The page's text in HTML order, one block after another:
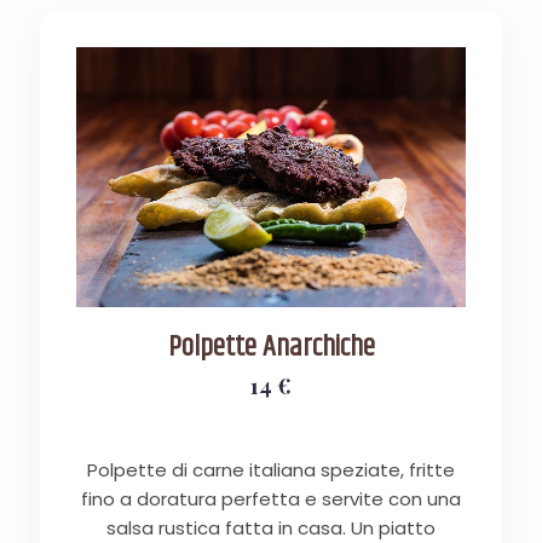
Polpette Anarchiche
14 €
Polpette di carne italiana speziate, fritte
fino a doratura perfetta e servite con una
salsa rustica fatta in casa. Un piatto